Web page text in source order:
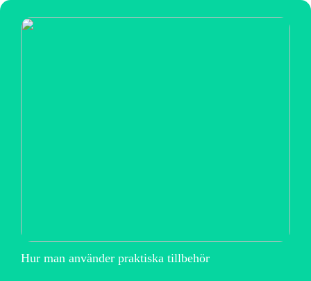
Hur man använder praktiska tillbehör